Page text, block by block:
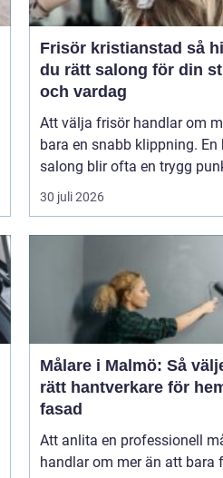
Frisör kristianstad så hittar
du rätt salong för din
och vardag
Att välja frisör handlar om
bara en snabb klippning. En
salong blir ofta en trygg
30 juli 2026
Målare i Malmö: Så
rätt hantverkare för
fasad
Att anlita en professionell
handlar om mer än att bara